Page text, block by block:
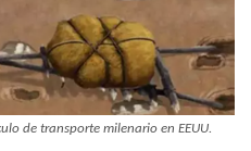
de transporte milenario en EEUU.